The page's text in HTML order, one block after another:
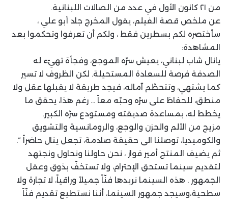
من ٢١ كانون الأول في عدد من الصالات اللبنانية.
عن ملخص قصة الفيلم، يقول المخرج جاد أبو علي ،
سأختصره لكم بسطرين فقط ، ولكم أن تعرفوا وتحكموا بعد
المشاهدة:
يانال شاب لبناني، يعيش سرّه الموجع، وفجأة تهيّء له
الصدفة فرصة للسعادة المستحيلة. لكن الظروف لا تسير
كما يشتهي، وتتحطّم آماله، فيجد طريقة لا يقبلها عقل ولا
منطق، للحفاظ على سرّه وحبّه معاً … رغم هذا، يحقق ما
يخطط له، بمساعدة صديقته ومستودع سرّه الكبير.
مزيج من الألم والحزن والوجع، والرومانسية والتشويق
والكوميديا، توصلنا الى حقيقة صادمة، تجعل ينال حاضراً “.
ثم يضيف المنتج أمير فواز ، نحن حاولنا ونحاول ونجتهد
لتقديم سينما تستحق الإحترام، ولا تستخفّ بذوق وعقل
الجمهور . هذه السينما نريدها فنّاً جميلاً وراقياً، لا تجارة ولا
سطحية،وسيجد جمهور السينما، أننا نستطيع تقديم فنّاً